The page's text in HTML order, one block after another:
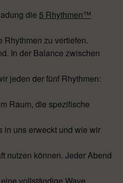
die 5 Rhythmen™
Rhythmen zu vertiefen.
In der Balance zwischen
jeden der fünf Rhythmen:
Raum, die spezifische
in uns erweckt und wie wir
nutzen können. Jeder Abend
vollständige Wave.